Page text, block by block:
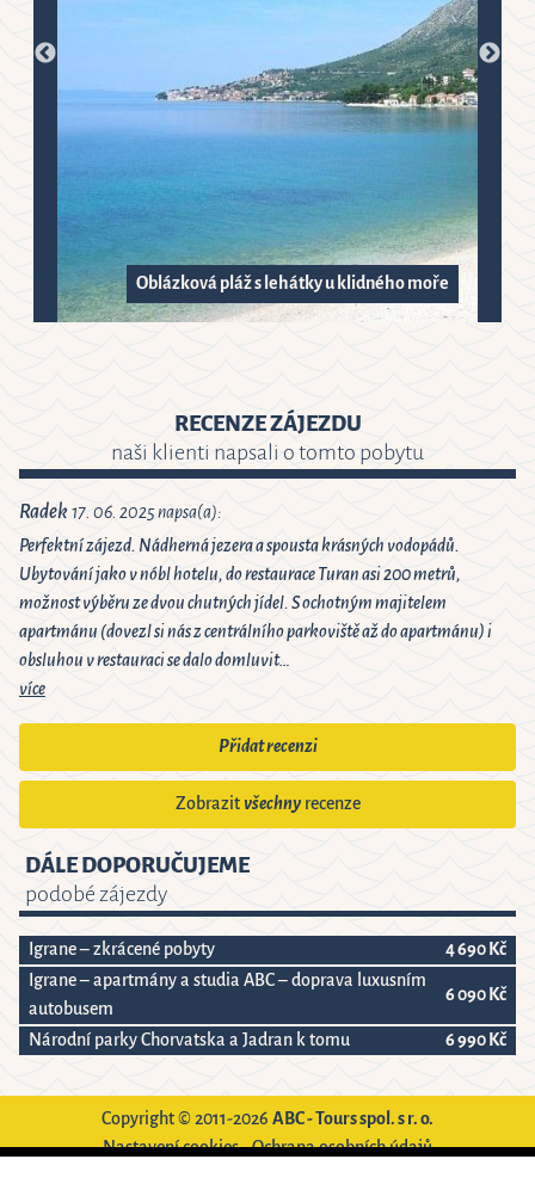
Oblázková pláž s lehátky u klidného moře
RECENZE ZÁJEZDU
naši klienti napsali o tomto pobytu
Radek 17. 06. 2025 napsa(a):
Perfektní zájezd. Nádherná jezera a spousta krásných vodopádů.
Ubytování jako v nóbl hotelu, do restaurace Turan asi 200 metrů,
možnost výběru ze dvou chutných jídel. S ochotným majitelem
apartmánu (dovezl si nás z centrálního parkoviště až do apartmánu) i
obsluhou v restauraci se dalo domluvit…
více
Přidat recenzi
Zobrazit všechnyrecenze
DÁLE DOPORUČUJEME
podobé zájezdy
Igrane – zkrácené pobyty
4 690 Kč
Igrane – apartmány a studia ABC – doprava luxusním
autobusem
6 090 Kč
Národní parky Chorvatska a Jadran k tomu
6 990 Kč
Copyright © 2011-2026 ABC - Tours spol. s r. o.
Nastavení cookies-Ochrana osobních údajů